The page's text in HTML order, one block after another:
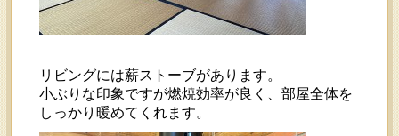
リビングには薪ストーブがあります。
小ぶりな印象ですが燃焼効率が良く、部屋全体を
しっかり暖めてくれます。